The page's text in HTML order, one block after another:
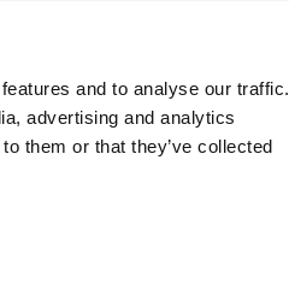
and to analyse our traffic.
advertising and analytics
them or that they’ve collected